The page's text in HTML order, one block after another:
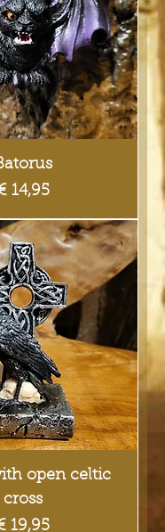
14,95
open celtic
cross
19,95